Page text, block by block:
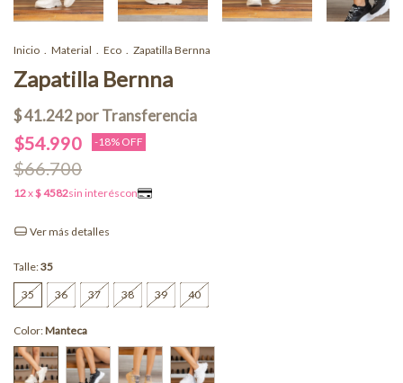
Inicio Material Eco Zapatilla Bernna
Zapatilla Bernna
$54.990 -18% OFF
$66.700
Ver más detalles
Talle:35
35 36 37 38 39 40
Color:Manteca